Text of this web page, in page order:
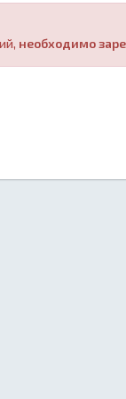
необходимо